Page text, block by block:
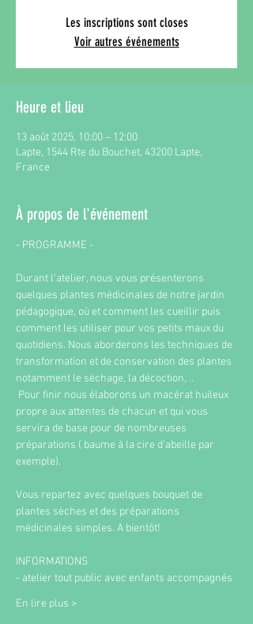
Les inscriptions sont closes
Voir autres événements
Heure et lieu
13 août 2025, 10:00 – 12:00
Lapte, 1544 Rte du Bouchet, 43200 Lapte,
France
À propos de l'événement
- PROGRAMME -
Durant l'atelier, nous vous présenterons
quelques plantes médicinales de notre jardin
pédagogique, où et comment les cueillir puis
comment les utiliser pour vos petits maux du
quotidiens. Nous aborderons les techniques de
transformation et de conservation des plantes
notamment le séchage, la décoction, ..
Pour finir nous élaborons un macérat huileux
propre aux attentes de chacun et qui vous
servira de base pour de nombreuses
préparations ( baume à la cire d'abeille par
exemple).
Vous repartez avec quelques bouquet de
plantes sèches et des préparations
médicinales simples. A bientôt!
INFORMATIONS
- atelier tout public avec enfants accompagnés
En lire plus >